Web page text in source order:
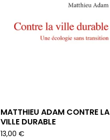
MATTHIEU ADAM CONTRE LA
VILLE DURABLE
13,00 €